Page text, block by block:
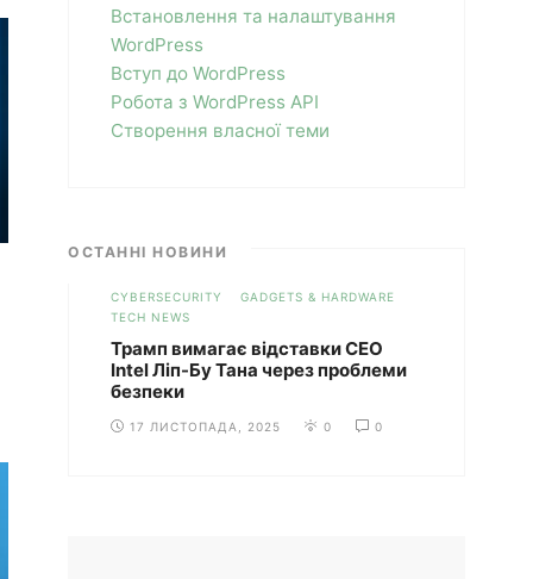
Встановлення та налаштування
WordPress
Вступ до WordPress
Робота з WordPress API
Створення власної теми
ОСТАННІ НОВИНИ
CYBERSECURITY
GADGETS & HARDWARE
TECH NEWS
Трамп вимагає відставки CEO
Intel Ліп-Бу Тана через проблеми
безпеки
17 ЛИСТОПАДА, 2025 0 0